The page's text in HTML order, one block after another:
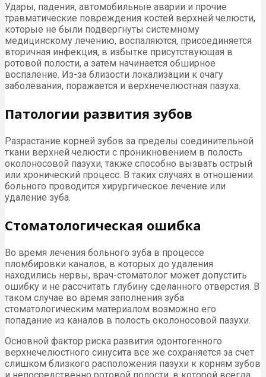
Удары, падения, автомобильные аварии и прочие
травматические повреждения костей верхней челюсти,
которые не были подвергнуты системному
медицинскому лечению, воспаляются, присоединяется
вторичная инфекция, в избытке присутствующая в
ротовой полости, а затем начинается обширное
воспаление. Из-за близости локализации к очагу
заболевания, поражается и верхнечелюстная пазуха.
Патологии развития зубов
Разрастание корней зубов за пределы соединительной
ткани верхней челюсти с проникновением в полость
околоносовой пазухи, также способно вызвать острый
или хронический процесс. В таких случаях в отношении
больного проводится хирургическое лечение или
удаление зуба.
Стоматологическая ошибка
Во время лечения больного зуба в процессе
пломбировки каналов, в которых до удаления
находились нервы, врач-стоматолог может допустить
ошибку и не рассчитать глубину сделанного отверстия. В
таком случае во время заполнения зуба
стоматологическим материалом возможно его
попадание из каналов в полость околоносовой пазухи.
Основной фактор риска развития одонтогенного
верхнечелюстного синусита все же сохраняется за счет
слишком близкого расположения пазухи к корням зубов